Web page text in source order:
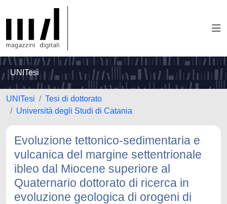
UNITesi
UNITesi
Tesi di dottorato
Università degli Studi di Catania
Evoluzione tettonico-sedimentaria e
vulcanica del margine settentrionale
ibleo dal Miocene superiore al
Quaternario dottorato di ricerca in
evoluzione geologica di orogeni di